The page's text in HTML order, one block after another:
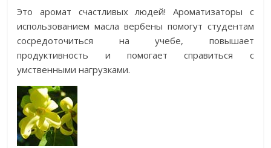
Это аромат счастливых людей! Ароматизаторы с
использованием масла вербены помогут студентам
сосредоточиться на учебе, повышает
продуктивность и помогает справиться с
умственными нагрузками.